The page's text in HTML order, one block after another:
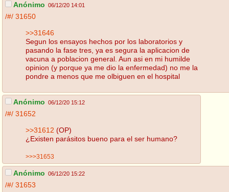
Anónimo 06/12/20 14:01
/#/ 31650
>>31646
Segun los ensayos hechos por los laboratorios y
pasando la fase tres, ya es segura la aplicacion de
vacuna a poblacion general. Aun asi en mi humilde
opinion (y porque ya me dio la enfermedad) no me la
pondre a menos que me olbiguen en el hospital
Anónimo 06/12/20 15:12
/#/ 31652
>>31612 (OP)
¿Existen parásitos bueno para el ser humano?
>>>31653
Anónimo 06/12/20 15:22
/#/ 31653